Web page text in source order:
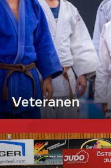
Veteranen